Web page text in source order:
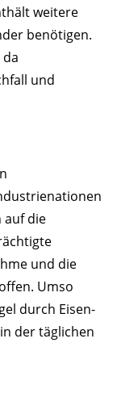
weitere
benötigen.
und
auf die
und die
Umso
durch Eisen-
der täglichen